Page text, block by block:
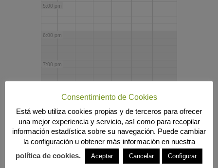
5:00 pm
6:00 pm
7:00 pm
9:00 pm
10:00 pm
Consentimiento de Cookies
Está web utiliza cookies propias y de terceros para ofrecer
una mejor experiencia y servicio, así como para recopilar
información estadística sobre su navegación. Puede cambiar
la configuración u obtener más información en nuestra
política de cookies.
Aceptar Cancelar Configurar